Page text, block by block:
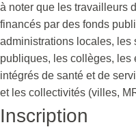
à noter que les travailleurs
financés par des fonds
administrations locales, les
publiques, les collèges, les
intégrés de santé et de
et les collectivités (villes,
Inscription